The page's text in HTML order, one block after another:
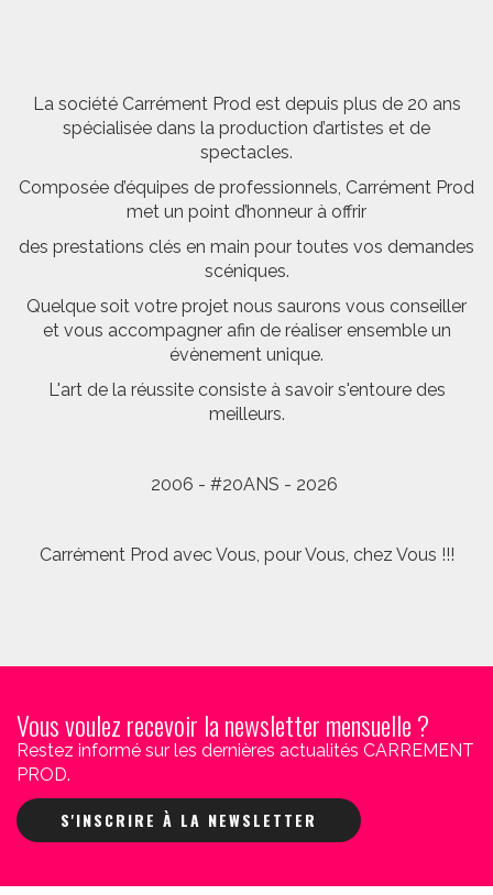
La société Carrément Prod est depuis plus de 20 ans
spécialisée dans la production d’artistes et de
spectacles.
Composée d’équipes de professionnels, Carrément Prod
met un point d’honneur à offrir
des prestations clés en main pour toutes vos demandes
scéniques.
Quelque soit votre projet nous saurons vous conseiller
et vous accompagner afin de réaliser ensemble un
évènement unique.
L'art de la réussite consiste à savoir s'entoure des
meilleurs.
2006 - #20ANS - 2026
Carrément Prod avec Vous, pour Vous, chez Vous !!!
Vous voulez recevoir la newsletter mensuelle ?
Restez informé sur les dernières actualités CARREMENT
PROD.
S'INSCRIRE À LA NEWSLETTER